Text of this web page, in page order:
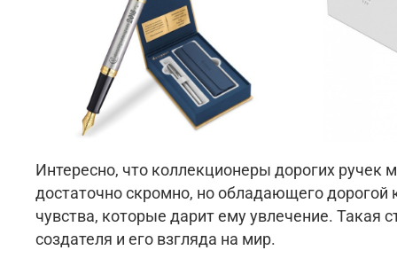
Интересно, что коллекционеры дорогих
достаточно скромно, но обладающего дорогой
чувства, которые дарит ему увлечение.
создателя и его взгляда на мир.